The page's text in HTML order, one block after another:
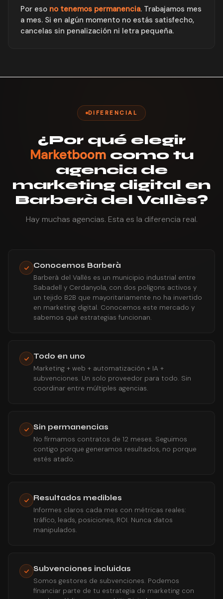
Por eso no tenemos permanencia. Trabajamos mes
a mes. Si en algún momento no estás satisfecho,
cancelas sin penalización ni letra pequeña.
DIFERENCIAL
¿Por qué elegir
Marketboomcomo tu
agencia de
marketing digital en
Barberà del Vallès?
Hay muchas agencias. Esta es la diferencia real.
Conocemos Barberà
Barberà del Vallès es un municipio industrial entre
Sabadell y Cerdanyola, con dos polígons activos y
un tejido B2B que mayoritariamente no ha invertido
en marketing digital. Conocemos este mercado y
sabemos qué estrategias funcionan.
Todo en uno
Marketing + web + automatización + IA +
subvenciones. Un solo proveedor para todo. Sin
coordinar entre múltiples agencias.
Sin permanencias
No firmamos contratos de 12 meses. Seguimos
contigo porque generamos resultados, no porque
estés atado.
Resultados medibles
Informes claros cada mes con métricas reales:
tráfico, leads, posiciones, ROI. Nunca datos
manipulados.
Subvenciones incluidas
Somos gestores de subvenciones. Podemos
financiar parte de tu estrategia de marketing con